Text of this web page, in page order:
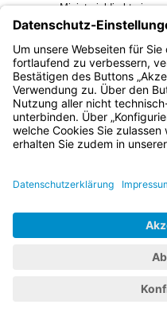
Ministerialdirektorin
Bayern.de
BayernPortal
Datenschutz
Impressum
Barrierefreiheit
Kontrastwechsel